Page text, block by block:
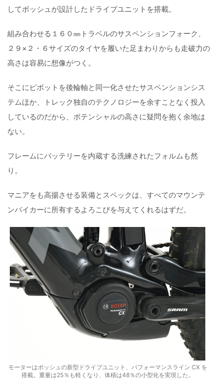
してボッシュが設計したドライブユニットを搭載。
組み合わせる１６０㎜トラベルのサスペンションフォーク、
２９×２・６サイズのタイヤを履いた足まわりからも走破力の
高さは容易に想像がつく。
そこにピボットを後輪軸と同一化させたサスペンションシス
テムほか、トレック独自のテクノロジーを余すことなく投入
しているのだから、ポテンシャルの高さに疑問を抱く余地は
ない。
フレームにバッテリーを内蔵する洗練されたフォルムも然
り。
マニアをも高揚させる装備とスペックは、すべてのマウンテ
ンバイカーに所有するよろこびを与えてくれるはずだ。
モーターはボッシュの新型ドライブユニット、パフォーマンスライン CX を
搭載。重量は25％も軽くなり、体積は48％の小型化を実現した。